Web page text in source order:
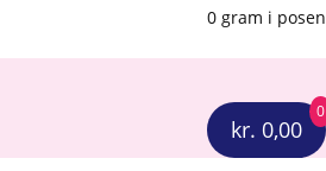
0 gram i posen
kr. 0,00
0